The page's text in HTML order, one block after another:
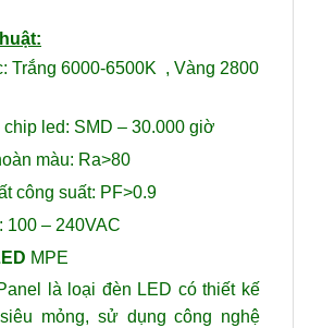
Trắng 6000-6500K , Vàng 2800
led: SMD – 30.000 giờ
màu: Ra>80
công suất: PF>0.9
– 240VAC
MPE
là loại đèn LED có thiết kế
mỏng, sử dụng công nghệ